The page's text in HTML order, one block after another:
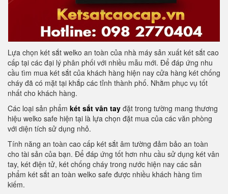
Lựa chọn két sắt welko an toàn của nhà máy sản xuất két sắt cao
cấp tại các đại lý phân phối với nhiều mẫu mới. Để đáp ứng nhu
cầu tìm mua két sắt của khách hàng hiện nay cửa hàng két chống
cháy đã có mặt tại khắp các tỉnh thành phố. Nhằm phục vụ tốt
nhất cho khách hàng.
Các loại sản phẩm két sắt vân tay đặt trong tường mang thương
hiệu welko safe hiện tại là lựa chọn đặt mua của các văn phòng
với diện tích sử dụng nhỏ.
Tính năng an toàn cao cấp két sắt âm tường đảm bảo an toàn
cho tài sản của bạn. Để đáp ứng tốt hơn nhu cầu sử dụng két vân
tay, két điện tử, két chống cháy trong nước hiện nay các sản
phẩm két sắt an toàn welko safe được nhiều khách hàng tìm
kiếm.